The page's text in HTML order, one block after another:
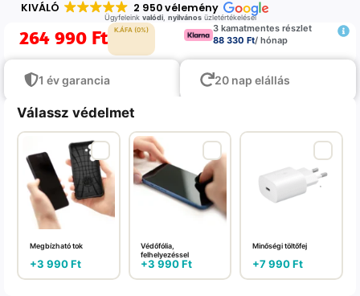
KIVÁLÓ 2 950 vélemény
Ügyfeleink valódi, nyilvánosüzletértékelései
264 990 Ft K.ÁFA (0%)
3 kamatmentes részlet
88 330 Ft/ hónap
1 év garancia 20 nap elállás
Válassz védelmet
Megbízható tok
+3 990Ft
Védőfólia,
felhelyezéssel
+3 990Ft
Minőségi töltőfej
+7 990Ft